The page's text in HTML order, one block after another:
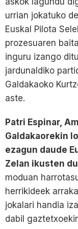
urrian jokatuko
Euskal Pilota
prozesuaren
inguru izango
jardunaldiko
Galdakaoko
aste.
Patri Espinar,
Galdakaorekin
ezagun daude
Zelan ikusten
moduan
herrikideek
jokalari handia
dabil